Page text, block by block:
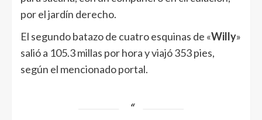
por el jardín derecho.
El segundo batazo de cuatro esquinas de «Willy»
salió a 105.3 millas por hora y viajó 353 pies,
según el mencionado portal.